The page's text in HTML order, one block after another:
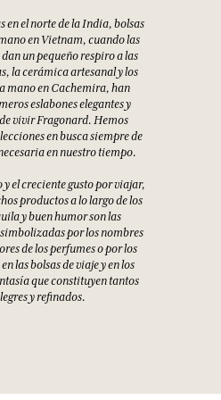
en el norte de la India, bolsas
en Vietnam, cuando las
un pequeño respiro a las
la cerámica artesanal y los
mano en Cachemira, han
eslabones elegantes y
vivir Fragonard. Hemos
en busca siempre de
en nuestro tiempo.
y el creciente gusto por viajar,
productos a lo largo de los
y buen humor son las
por los nombres
de los perfumes o por los
las bolsas de viaje y en los
que constituyen tantos
y refinados.